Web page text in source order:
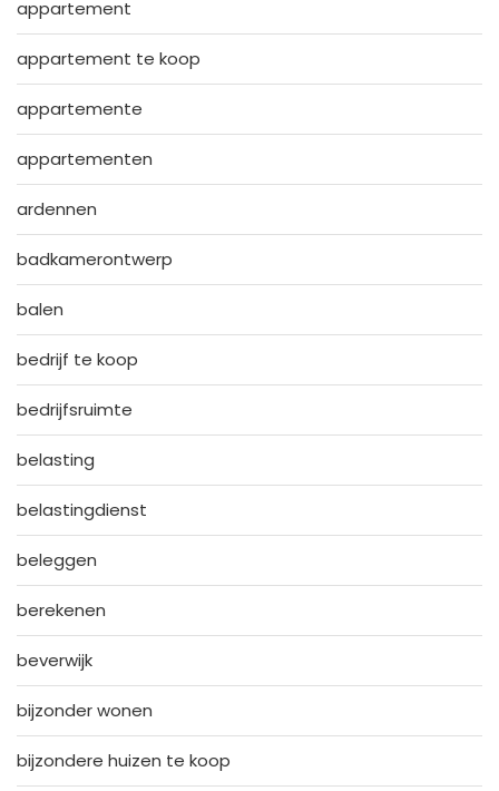
appartement
appartement te koop
appartemente
appartementen
ardennen
badkamerontwerp
balen
bedrijf te koop
bedrijfsruimte
belasting
belastingdienst
beleggen
berekenen
beverwijk
bijzonder wonen
bijzondere huizen te koop